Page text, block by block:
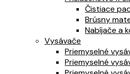
Čistiace
Brúsny
Nabíjače a
Vysávače
Priemyselné
Priemyselné